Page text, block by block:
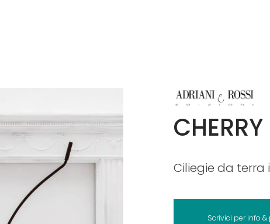
Ciliegie da
Scrivici per info &